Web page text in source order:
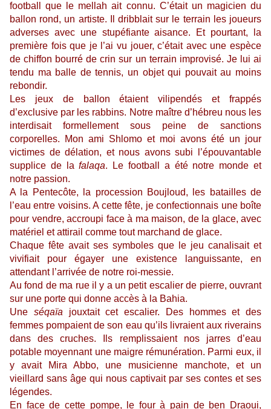
football que le mellah ait connu. C’était un magicien du
ballon rond, un artiste. Il dribblait sur le terrain les joueurs
adverses avec une stupéfiante aisance. Et pourtant, la
première fois que je l’ai vu jouer, c’était avec une espèce
de chiffon bourré de crin sur un terrain improvisé. Je lui ai
tendu ma balle de tennis, un objet qui pouvait au moins
rebondir.
Les jeux de ballon étaient vilipendés et frappés
d’exclusive par les rabbins. Notre maître d’hébreu nous les
interdisait formellement sous peine de sanctions
corporelles. Mon ami Shlomo et moi avons été un jour
victimes de délation, et nous avons subi l’épouvantable
supplice de lafalaqa. Le football a été notre monde et
notre passion.
A la Pentecôte, la procession Boujloud, les batailles de
l’eau entre voisins. A cette fête, je confectionnais une boîte
pour vendre, accroupi face à ma maison, de la glace, avec
matériel et attirail comme tout marchand de glace.
Chaque fête avait ses symboles que le jeu canalisait et
vivifiait pour égayer une existence languissante, en
attendant l’arrivée de notre roi-messie.
Au fond de ma rue il y a un petit escalier de pierre, ouvrant
sur une porte qui donne accès à la Bahia.
Une séqaïa jouxtait cet escalier. Des hommes et des
femmes pompaient de son eau qu’ils livraient aux riverains
dans des cruches. Ils remplissaient nos jarres d’eau
potable moyennant une maigre rémunération. Parmi eux, il
y avait Mira Abbo, une musicienne manchote, et un
vieillard sans âge qui nous captivait par ses contes et ses
légendes.
En face de cette pompe, le four à pain de ben Draoui,